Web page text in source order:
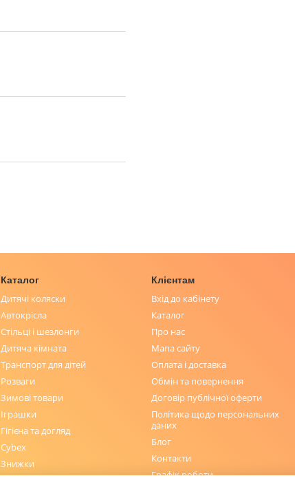
Каталог
Дитячі коляски
Автокрісла
Стільці і шезлонги
Дитяча кімната
Транспорт для дітей
Розваги
Зимові товари
Іграшки
Гігієна та догляд
Cybex
Знижки
Клієнтам
Вхід до кабінету
Каталог
Про нас
Мапа сайту
Оплата і доставка
Обмін та повернення
Договір публічної оферти
Політика щодо персональних
даних
Блог
Контакти
Графік роботи